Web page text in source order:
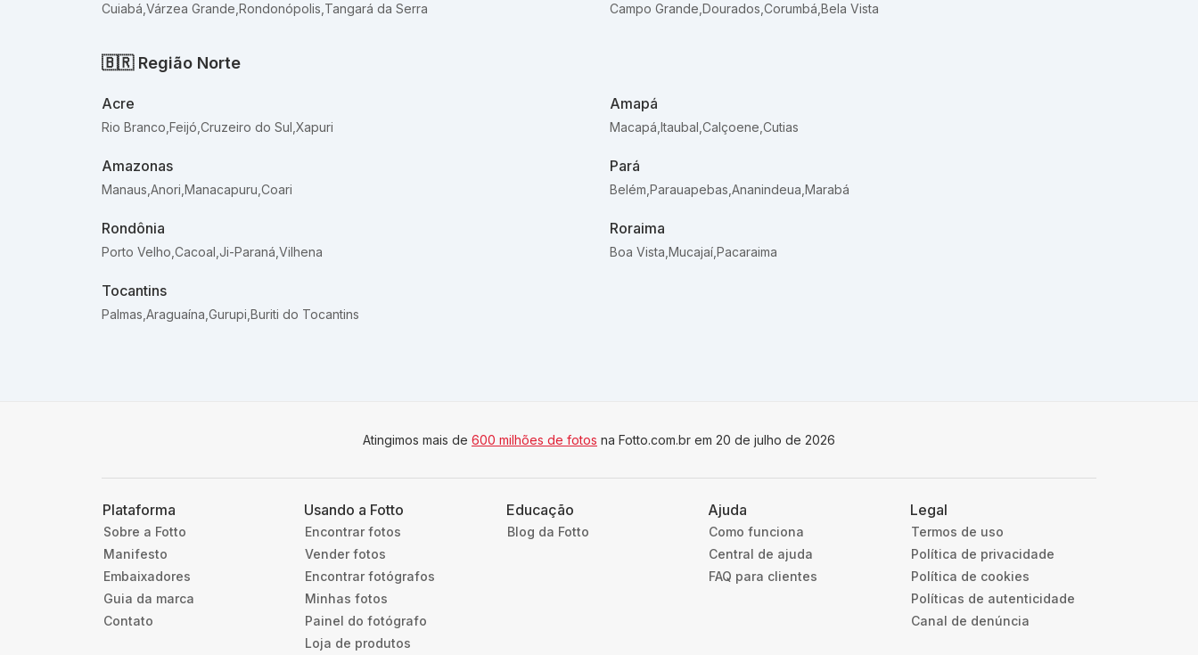
Cuiabá Várzea Grande Rondonópolis Tangará da Serra Campo Grande Dourados Corumbá Bela Vista
🇧🇷 Região Norte
Acre
Rio Branco Feijó Cruzeiro do Sul Xapuri
Amapá
Macapá Itaubal Calçoene Cutias
Amazonas
Manaus Anori Manacapuru Coari
Pará
Belém Parauapebas Ananindeua Marabá
Rondônia
Porto Velho Cacoal Ji-Paraná Vilhena
Roraima
Boa Vista Mucajaí Pacaraima
Tocantins
Palmas Araguaína Gurupi Buriti do Tocantins
Atingimos mais de 600 milhões de fotos na Fotto.com.br em 20 de julho de 2026
Plataforma
Sobre a Fotto
Manifesto
Embaixadores
Guia da marca
Contato
Usando a Fotto
Encontrar fotos
Vender fotos
Encontrar fotógrafos
Minhas fotos
Painel do fotógrafo
Loja de produtos
Educação
Blog da Fotto
Ajuda
Como funciona
Central de ajuda
FAQ para clientes
Legal
Termos de uso
Política de privacidade
Política de cookies
Políticas de autenticidade
Canal de denúncia